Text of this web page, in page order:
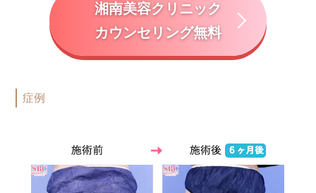
湘南美容クリニック
カウンセリング無料
症例